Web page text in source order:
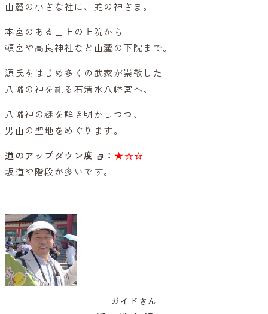
山麓の小さな社に、蛇の神さま。
本宮のある山上の上院から
頓宮や高良神社など山麓の下院まで。
源氏をはじめ多くの武家が崇敬した
八幡の神を祀る石清水八幡宮へ。
八幡神の謎を解き明かしつつ、
男山の聖地をめぐります。
道のアップダウン度 ： ★☆☆
坂道や階段が多いです。
ガイドさん